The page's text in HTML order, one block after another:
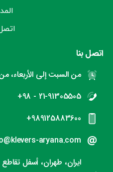
اتصل بنا
من السبت إلى الأربعاء، من
21-91305505 - 98+
989125883600+
aryana.com
ایران، طهران، أسفل